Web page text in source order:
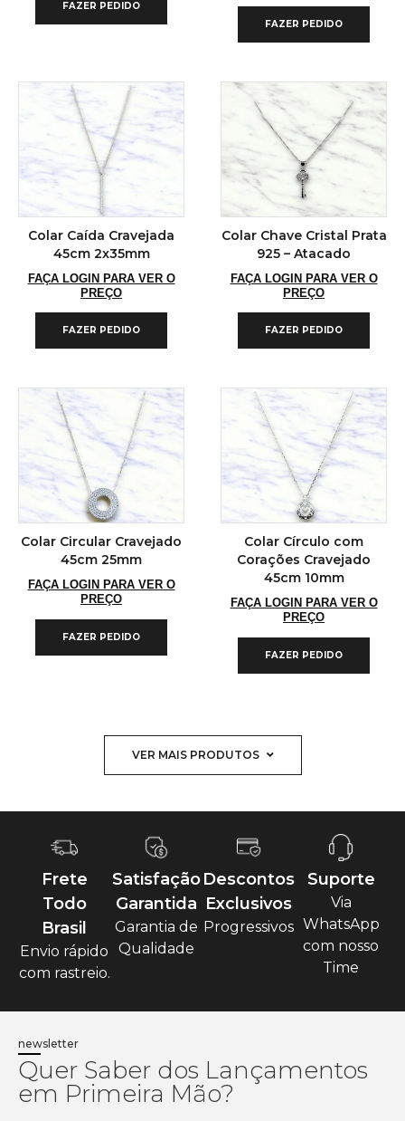
FAZER PEDIDO
FAZER PEDIDO
Colar Caída Cravejada
45cm 2x35mm
FAÇA LOGIN PARA VER O
PREÇO
FAZER PEDIDO
Colar Chave Cristal Prata
925 – Atacado
FAÇA LOGIN PARA VER O
PREÇO
FAZER PEDIDO
Colar Circular Cravejado
45cm 25mm
FAÇA LOGIN PARA VER O
PREÇO
FAZER PEDIDO
Colar Círculo com
Corações Cravejado
45cm 10mm
FAÇA LOGIN PARA VER O
PREÇO
FAZER PEDIDO
VER MAIS PRODUTOS
Frete
Todo
Brasil
Envio rápido
com rastreio.
Satisfação
Garantida
Garantia de
Qualidade
Descontos
Exclusivos
Progressivos
Suporte
Via
WhatsApp
com nosso
Time
newsletter
Quer Saber dos Lançamentos
em Primeira Mão?